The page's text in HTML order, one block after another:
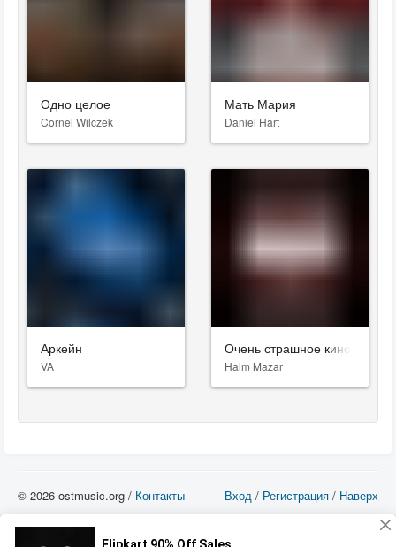
Одно целое
Cornel Wilczek
Мать Мария
Daniel Hart
Аркейн
VA
Очень страшное кино
Haim Mazar
Вход / Регистрация / Наверх
© 2026 ostmusic.org / Контакты